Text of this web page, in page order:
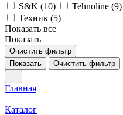
S&K (10) Tehnoline (9)
Техник (5)
Показать все
Показать
Очистить фильтр
Показать
Очистить фильтр
Главная
Каталог